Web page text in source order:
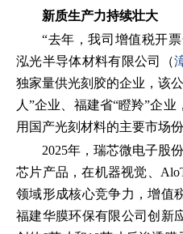
新质生产力持续壮大
“去年，我司增值税开
泓光半导体材料有限公司（
独家量供光刻胶的企业，该
人”企业、福建省“瞪羚”企
用国产光刻材料的主要市场份
2025年，瑞芯微电子股
芯片产品，在机器视觉、
领域形成核心竞争力，增值
福建华膜环保有限公司创新